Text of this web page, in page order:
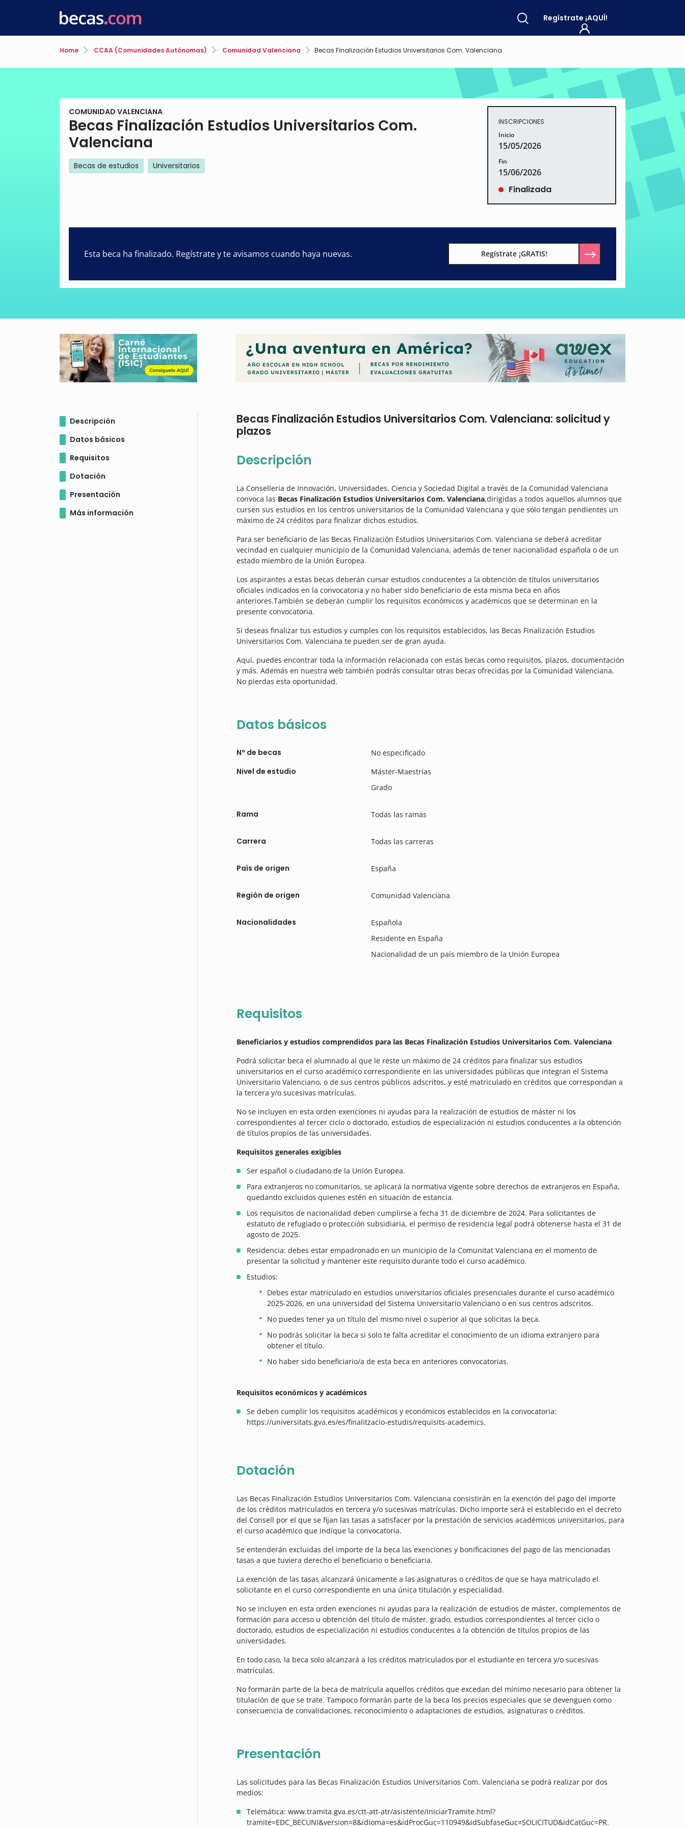
Regístrate ¡AQUÍ!
Home CCAA (Comunidades Autónomas) Comunidad Valenciana Becas Finalización Estudios Universitarios Com. Valenciana
COMUNIDAD VALENCIANA
Becas Finalización Estudios Universitarios Com.
Valenciana
Becas de estudios Universitarios
INSCRIPCIONES
Inicio
15/05/2026
Fin
15/06/2026
Finalizada
Esta beca ha finalizado. Regístrate y te avisamos cuando haya nuevas. Regístrate ¡GRATIS!
Descripción
Datos básicos
Requisitos
Dotación
Presentación
Más información
Becas Finalización Estudios Universitarios Com. Valenciana: solicitud y
plazos
Descripción
La Conselleria de Innovación, Universidades, Ciencia y Sociedad Digital a través de la Comunidad Valenciana
convoca las Becas Finalización Estudios Universitarios Com. Valenciana,dirigidas a todos aquellos alumnos que
cursen sus estudios en los centros universitarios de la Comunidad Valenciana y que sólo tengan pendientes un
máximo de 24 créditos para finalizar dichos estudios.
Para ser beneficiario de las Becas Finalización Estudios Universitarios Com. Valenciana se deberá acreditar
vecindad en cualquier municipio de la Comunidad Valenciana, además de tener nacionalidad española o de un
estado miembro de la Unión Europea.
Los aspirantes a estas becas deberán cursar estudios conducentes a la obtención de títulos universitarios
oficiales indicados en la convocatoria y no haber sido beneficiario de esta misma beca en años
anteriores.También se deberán cumplir los requisitos económicos y académicos que se determinan en la
presente convocatoria.
Si deseas finalizar tus estudios y cumples con los requisitos establecidos, las Becas Finalización Estudios
Universitarios Com. Valenciana te pueden ser de gran ayuda.
Aquí, puedes encontrar toda la información relacionada con estas becas como requisitos, plazos, documentación
y más. Además en nuestra web también podrás consultar otras becas ofrecidas por la Comunidad Valenciana.
No pierdas esta oportunidad.
Datos básicos
Nº de becas No especificado
Nivel de estudio
Máster-Maestrías
Grado
Rama Todas las ramas
Carrera Todas las carreras
País de origen España
Región de origen Comunidad Valenciana
Nacionalidades
Española
Residente en España
Nacionalidad de un país miembro de la Unión Europea
Requisitos
Beneficiarios y estudios comprendidos para las Becas Finalización Estudios Universitarios Com. Valenciana
Podrá solicitar beca el alumnado al que le reste un máximo de 24 créditos para finalizar sus estudios
universitarios en el curso académico correspondiente en las universidades públicas que integran el Sistema
Universitario Valenciano, o de sus centros públicos adscritos, y esté matriculado en créditos que correspondan a
la tercera y/o sucesivas matrículas.
No se incluyen en esta orden exenciones ni ayudas para la realización de estudios de máster ni los
correspondientes al tercer ciclo o doctorado, estudios de especialización ni estudios conducentes a la obtención
de títulos propios de las universidades.
Requisitos generales exigibles
Ser español o ciudadano de la Unión Europea.
Para extranjeros no comunitarios, se aplicará la normativa vigente sobre derechos de extranjeros en España,
quedando excluidos quienes estén en situación de estancia.
Los requisitos de nacionalidad deben cumplirse a fecha 31 de diciembre de 2024. Para solicitantes de
estatuto de refugiado o protección subsidiaria, el permiso de residencia legal podrá obtenerse hasta el 31 de
agosto de 2025.
Residencia: debes estar empadronado en un municipio de la Comunitat Valenciana en el momento de
presentar la solicitud y mantener este requisito durante todo el curso académico.
Estudios:
Debes estar matriculado en estudios universitarios oficiales presenciales durante el curso académico
2025-2026, en una universidad del Sistema Universitario Valenciano o en sus centros adscritos.
No puedes tener ya un título del mismo nivel o superior al que solicitas la beca.
No podrás solicitar la beca si solo te falta acreditar el conocimiento de un idioma extranjero para
obtener el título.
No haber sido beneficiario/a de esta beca en anteriores convocatorias.
Requisitos económicos y académicos
Se deben cumplir los requisitos académicos y económicos establecidos en la convocatoria:
https://universitats.gva.es/es/finalitzacio-estudis/requisits-academics.
Dotación
Las Becas Finalización Estudios Universitarios Com. Valenciana consistirán en la exención del pago del importe
de los créditos matriculados en tercera y/o sucesivas matrículas. Dicho importe será el establecido en el decreto
del Consell por el que se fijan las tasas a satisfacer por la prestación de servicios académicos universitarios, para
el curso académico que indique la convocatoria.
Se entenderán excluidas del importe de la beca las exenciones y bonificaciones del pago de las mencionadas
tasas a que tuviera derecho el beneficiario o beneficiaria.
La exención de las tasas alcanzará únicamente a las asignaturas o créditos de que se haya matriculado el
solicitante en el curso correspondiente en una única titulación y especialidad.
No se incluyen en esta orden exenciones ni ayudas para la realización de estudios de máster, complementos de
formación para acceso u obtención del título de máster, grado, estudios correspondientes al tercer ciclo o
doctorado, estudios de especialización ni estudios conducentes a la obtención de títulos propios de las
universidades.
En todo caso, la beca solo alcanzará a los créditos matriculados por el estudiante en tercera y/o sucesivas
matrículas.
No formarán parte de la beca de matrícula aquellos créditos que excedan del mínimo necesario para obtener la
titulación de que se trate. Tampoco formarán parte de la beca los precios especiales que se devenguen como
consecuencia de convalidaciones, reconocimiento o adaptaciones de estudios, asignaturas o créditos.
Presentación
Las solicitudes para las Becas Finalización Estudios Universitarios Com. Valenciana se podrá realizar por dos
medios:
Telemática: www.tramita.gva.es/ctt-att-atr/asistente/iniciarTramite.html?
tramite=EDC_BECUNI&version=8&idioma=es&idProcGuc=110949&idSubfaseGuc=SOLICITUD&idCatGuc=PR.